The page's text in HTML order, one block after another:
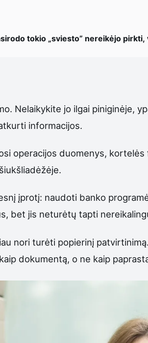
tokio „sviesto” nereikėjo
Nelaikykite jo ilgai piniginėje,
informacijos.
operacijos duomenys,
įprotį: naudoti banko
bet jis neturėtų tapti
nori turėti popierinį
dokumentą, o ne kaip